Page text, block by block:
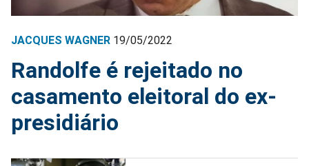
JACQUES WAGNER 19/05/2022
Randolfe é rejeitado no
casamento eleitoral do ex-
presidiário